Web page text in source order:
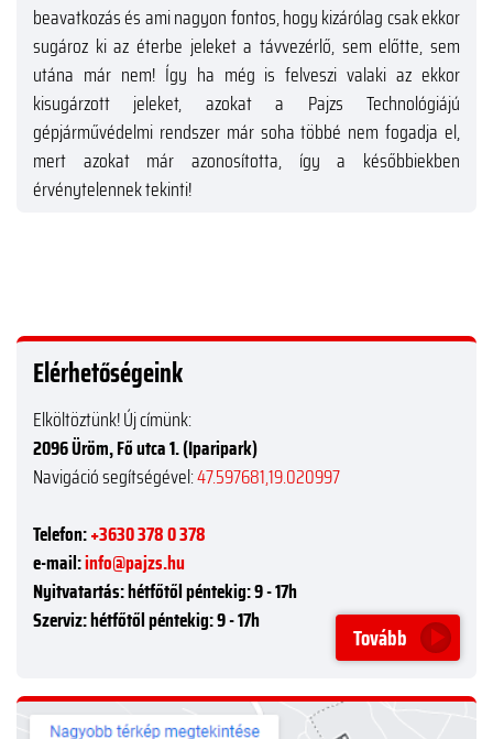
beavatkozás és ami nagyon fontos, hogy kizárólag csak ekkor
sugároz ki az éterbe jeleket a távvezérlő, sem előtte, sem
utána már nem! Így ha még is felveszi valaki az ekkor
kisugárzott jeleket, azokat a Pajzs Technológiájú
gépjárművédelmi rendszer már soha többé nem fogadja el,
mert azokat már azonosította, így a későbbiekben
érvénytelennek tekinti!
Elérhetőségeink
Elköltöztünk! Új címünk:
2096 Üröm, Fő utca 1. (Iparipark)
Navigáció segítségével:47.597681,19.020997
Telefon:+3630 378 0 378
e-mail:info@pajzs.hu
Nyitvatartás:hétfőtől péntekig: 9 - 17h
Szerviz:hétfőtől péntekig: 9 - 17h
Tovább